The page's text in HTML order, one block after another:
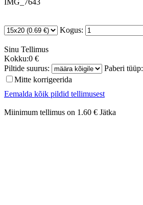
IMG_7643
Kogus:
Sinu Tellimus
Kokku:0 €
Piltide suurus:
Paberi tüüp:
Mitte korrigeerida
Eemalda kõik pildid tellimusest
Miinimum tellimus on 1.60 € Jätka